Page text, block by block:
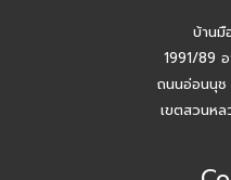
สัมมนา AGENT บ้านมือสอง
กิจกรรมปีใหม่ บ้านมือสอง
บ้านมื
1991/89
ถนนอ่อนนุ
เขตสวนห